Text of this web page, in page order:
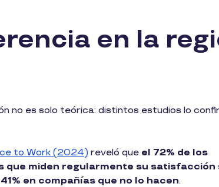
en la
no es solo teórica: distintos estudios lo
to Work (2024) reveló que el 72% de los
que miden regularmente su satisfacción
en compañías que no lo hacen.